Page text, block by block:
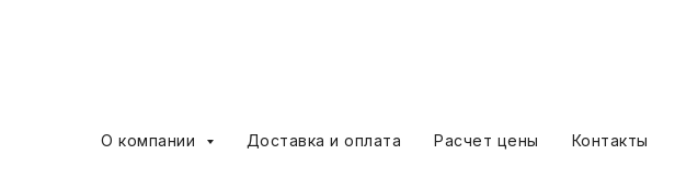
О компании Доставка и оплата Расчет цены Контакты